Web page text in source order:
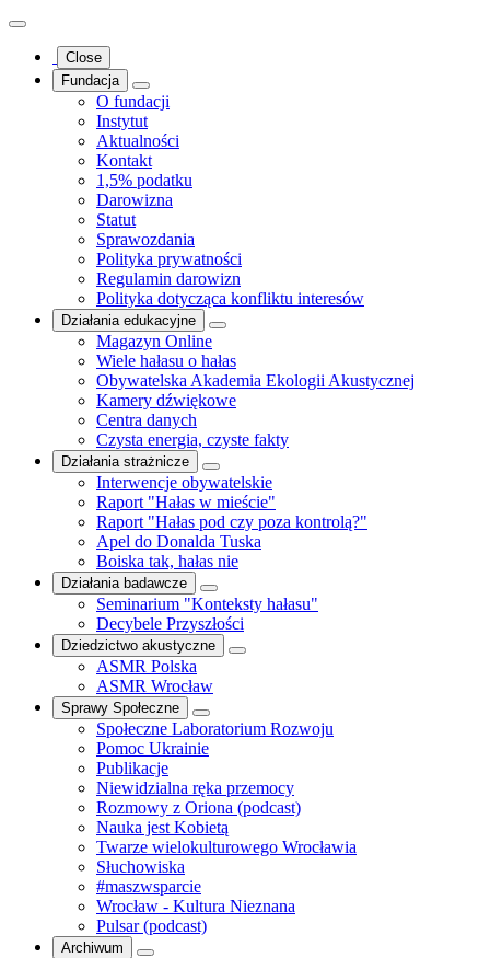
Close
Fundacja
O fundacji
Instytut
Aktualności
Kontakt
1,5% podatku
Darowizna
Statut
Sprawozdania
Polityka prywatności
Regulamin darowizn
Polityka dotycząca konfliktu interesów
Działania edukacyjne
Magazyn Online
Wiele hałasu o hałas
Obywatelska Akademia Ekologii Akustycznej
Kamery dźwiękowe
Centra danych
Czysta energia, czyste fakty
Działania strażnicze
Interwencje obywatelskie
Raport "Hałas w mieście"
Raport "Hałas pod czy poza kontrolą?"
Apel do Donalda Tuska
Boiska tak, hałas nie
Działania badawcze
Seminarium "Konteksty hałasu"
Decybele Przyszłości
Dziedzictwo akustyczne
ASMR Polska
ASMR Wrocław
Sprawy Społeczne
Społeczne Laboratorium Rozwoju
Pomoc Ukrainie
Publikacje
Niewidzialna ręka przemocy
Rozmowy z Oriona (podcast)
Nauka jest Kobietą
Twarze wielokulturowego Wrocławia
Słuchowiska
#maszwsparcie
Wrocław - Kultura Nieznana
Pulsar (podcast)
Archiwum